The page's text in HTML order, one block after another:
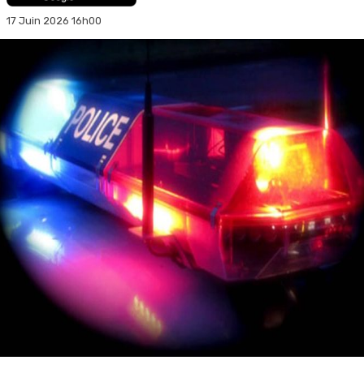
17 Juin 2026 16h00